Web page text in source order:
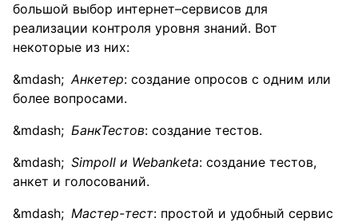
большой выбор интернет–сервисов для
реализации контроля уровня знаний. Вот
некоторые из них:
Анкетер: создание опросов с одним или
более вопросами.
БанкТестов: создание тестов.
Simpoll и Webanketa: создание тестов,
анкет и голосований.
Мастер-тест: простой и удобный сервис